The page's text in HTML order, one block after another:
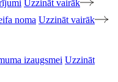
Uzzināt vairāk
noma Uzzināt vairāk
izaugsmei Uzzināt